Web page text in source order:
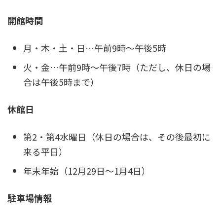
開館時間
月・木・土・日…午前9時～午後5時
火・金…午前9時～午後7時（ただし、休日の場
合は午後5時まで）
休館日
第2・第4水曜日（休日の場合は、その後最初に
来る平日）
年末年始（12月29日～1月4日）
駐車場情報